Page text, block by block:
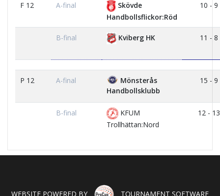
F 12 A-final
Skövde
Handbollsflickor:Röd
10 - 9
B-final Kviberg HK 11 - 8
P 12 A-final
Mönsterås
Handbollsklubb
15 - 9
B-final
KFUM
Trollhättan:Nord
12 - 13
WEBSITE POWERED BY TOURNAMENT SOFTWARE